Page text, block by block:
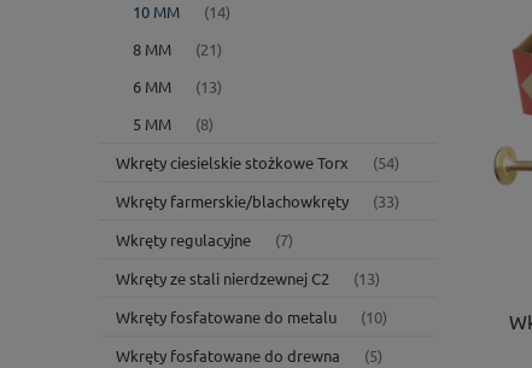
10 MM
(14)
8 MM
(21)
6 MM
(13)
5 MM
(8)
Wkręty ciesielskie stożkowe Torx
(54)
Wkręty farmerskie/blachowkręty
(33)
Wkręty regulacyjne
(7)
Wkręty ze stali nierdzewnej C2
(13)
Wkręty fosfatowane do metalu
(10)
Wkręty fosfatowane do drewna
(5)